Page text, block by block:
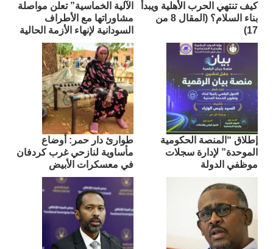
كيف تنتهي الحرب الأهلية ويبدأ
بناء السلام؟ (المقال 8 من
17)
الآلية الخماسية” تعلن مواصلة
مشاوراتها مع الأطراف
السودانية لإنهاء الأزمة الحالية
إطلاق “المنصة الحكومية
الموحدة” لإدارة سجلات
موظفي الدولة
طوارئ دار حمر: أوضاع
مأساوية لنازحي غرب كردفان
في معسكرات الأبيض